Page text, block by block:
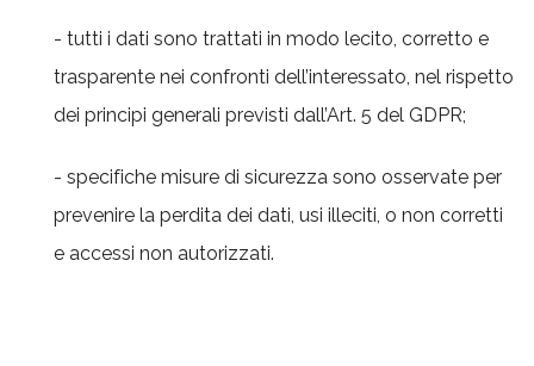
- tutti i dati sono trattati in modo lecito, corretto e
trasparente nei confronti dell’interessato, nel rispetto
dei principi generali previsti dall’Art. 5 del GDPR;
- specifiche misure di sicurezza sono osservate per
prevenire la perdita dei dati, usi illeciti, o non corretti
e accessi non autorizzati.